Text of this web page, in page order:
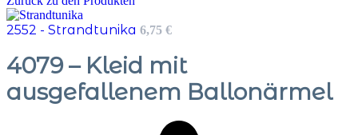
2552 - Strandtunika 6,75 €
4079 – Kleid mit
ausgefallenem Ballonärmel